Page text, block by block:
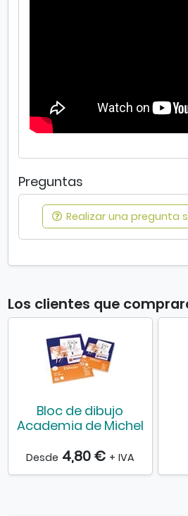
Preguntas
Realizar una pregunta
Bloc de dibujo
Academia de Michel
Desde 4,80 € + IVA